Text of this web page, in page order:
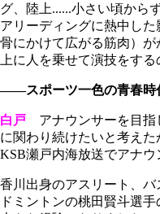
グ、陸上......小さい頃から
アリーディングに熱中し
骨にかけて広がる筋肉）
上に人を乗せて演技をす
――スポーツ一色の青春時
白戸 アナウンサーを目指
に関わり続けたいと考え
KSB瀬戸内海放送でアナウ
香川出身のアスリート、
ドミントンの桃田賢斗選